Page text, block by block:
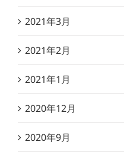
2021年3月
2021年2月
2021年1月
2020年12月
2020年9月